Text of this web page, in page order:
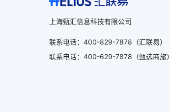
上海甄汇信息科技有限公司
联系电话： 400-829-7878 （汇联易）
联系电话： 400-629-7878 （甄选商旅）